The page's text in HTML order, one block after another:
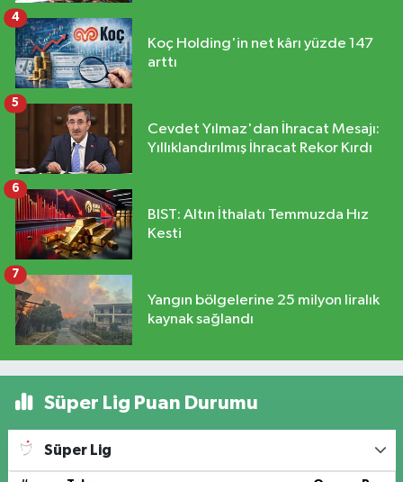
Koç Holding'in net kârı yüzde 147
arttı
4
Cevdet Yılmaz'dan İhracat Mesajı:
Yıllıklandırılmış İhracat Rekor Kırdı
5
BIST: Altın İthalatı Temmuzda Hız
Kesti
6
Yangın bölgelerine 25 milyon liralık
kaynak sağlandı
7
Süper Lig Puan Durumu
Süper Lig